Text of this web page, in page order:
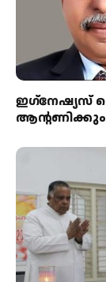
ഇഗ്‌നേഷ്യസ്
ആന്റണിക്കും